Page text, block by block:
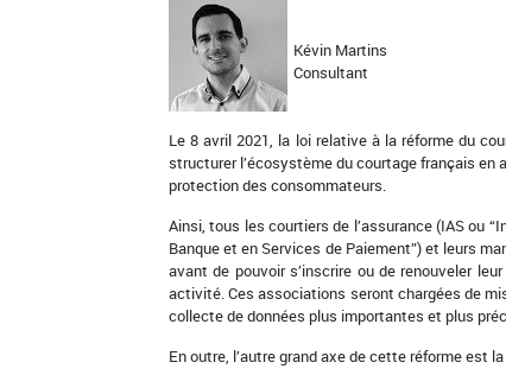
Kévin Martins
Consultant
Le 8 avril 2021, la loi relative à la réforme du
structurer l’écosystème du courtage français en
protection des consommateurs.
Ainsi, tous les courtiers de l’assurance (IAS ou
Banque et en Services de Paiement”) et leurs
avant de pouvoir s’inscrire ou de renouveler
activité. Ces associations seront chargées de
collecte de données plus importantes et plus
En outre, l’autre grand axe de cette réforme est